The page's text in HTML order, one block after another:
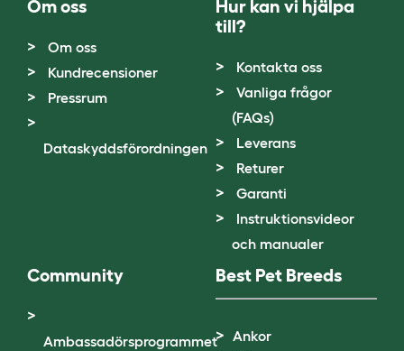
Om oss
Om oss
Kundrecensioner
Pressrum
Dataskyddsförordningen
Hur kan vi hjälpa
till?
Kontakta oss
Vanliga frågor
(FAQs)
Leverans
Returer
Garanti
Instruktionsvideor
och manualer
Community
Ambassadörsprogrammet
Best Pet Breeds
Ankor